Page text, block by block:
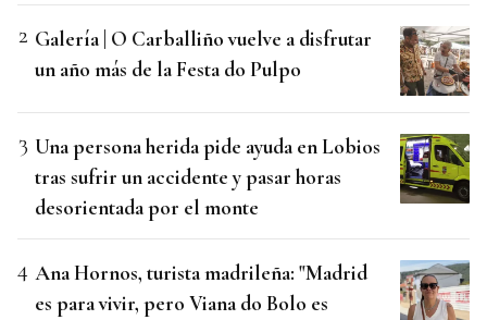
Galería | O Carballiño vuelve a disfrutar
un año más de la Festa do Pulpo
Una persona herida pide ayuda en Lobios
tras sufrir un accidente y pasar horas
desorientada por el monte
Ana Hornos, turista madrileña: "Madrid
es para vivir, pero Viana do Bolo es